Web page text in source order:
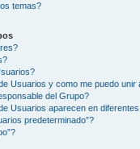
temas?
Usuarios y como me puedo unir
del Grupo?
Usuarios aparecen en
predeterminado”?